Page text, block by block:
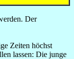
Der
Zeiten höchst
lassen: Die junge